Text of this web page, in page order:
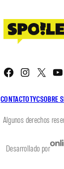
CONTACTOTYCSOBRE
Facebook
X
Algunos derechos
Desarrollado por